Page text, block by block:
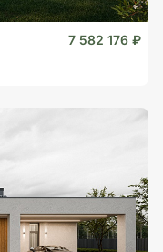
7 582 176 ₽